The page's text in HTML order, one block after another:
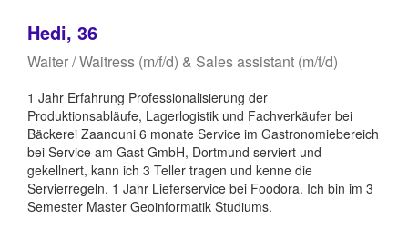
Hedi, 36
Waiter / Waitress (m/f/d) & Sales assistant (m/f/d)
1 Jahr Erfahrung Professionalisierung der
Produktionsabläufe, Lagerlogistik und Fachverkäufer bei
Bäckerei Zaanouni 6 monate Service im Gastronomiebereich
bei Service am Gast GmbH, Dortmund serviert und
gekellnert, kann ich 3 Teller tragen und kenne die
Servierregeln. 1 Jahr Lieferservice bei Foodora. Ich bin im 3
Semester Master Geoinformatik Studiums.